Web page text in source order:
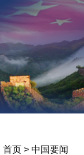
首页 > 中国要闻